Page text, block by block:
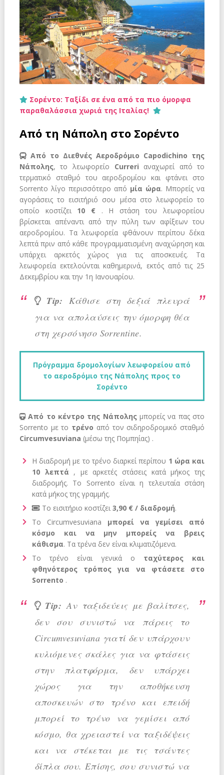
Σορέντο: Ταξίδι σε ένα από τα πιο όμορφα
παραθαλάσσια χωριά της Ιταλίας!
Από τη Νάπολη στο Σορέντο
Από το Διεθνές Αεροδρόμιο Capodichino της
Νάπολης, το λεωφορείο Curreri αναχωρεί από το
τερματικό σταθμό του αεροδρομίου και φτάνει στο
Sorrento λίγο περισσότερο από μία ώρα. Μπορείς να
αγοράσεις το εισιτήριό σου μέσα στο λεωφορείο το
οποίο κοστίζει 10 € . Η στάση του λεωφορείου
βρίσκεται απέναντι από την πύλη των αφίξεων του
αεροδρομίου. Τα λεωφορεία φθάνουν περίπου δέκα
λεπτά πριν από κάθε προγραμματισμένη αναχώρηση και
υπάρχει αρκετός χώρος για τις αποσκευές. Τα
λεωφορεία εκτελούνται καθημερινά, εκτός από τις 25
Δεκεμβρίου και την 1η Ιανουαρίου.
Tip: Κάθισε στη δεξιά πλευρά
για να απολαύσεις την όμορφη θέα
στη χερσόνησο Sorrentine.
Πρόγραμμα δρομολογίων λεωφορείου από
το αεροδρόμιο της Νάπολης προς το
Σορέντο
Από το κέντρο της Νάποληςμπορείς να πας στο
Sorrento με το τρένο από τον σιδηροδρομικό σταθμό
Circumvesuviana (μέσω της Πομπηίας) .
Η διαδρομή με το τρένο διαρκεί περίπου 1 ώρα και
10 λεπτά , με αρκετές στάσεις κατά μήκος της
διαδρομής. Το Sorrento είναι η τελευταία στάση
κατά μήκος της γραμμής.
Το εισιτήριο κοστίζει3,90 € / διαδρομή.
Το Circumvesuviana μπορεί να γεμίσει από
κόσμο και να μην μπορείς να βρεις
κάθισμα. Τα τρένα δεν είναι κλιματιζόμενα.
Το τρένο είναι γενικά ο ταχύτερος και
φθηνότερος τρόπος για να φτάσετε στο
Sorrento .
Tip:Αν ταξιδεύεις με βαλίτσες,
δεν σου συνιστώ να πάρεις το
Circumvesuviana γιατί δεν υπάρχουν
κυλιόμενες σκάλες για να φτάσεις
στην πλατφόρμα, δεν υπάρχει
χώρος για την αποθήκευση
αποσκευών στο τρένο και επειδή
μπορεί το τρένο να γεμίσει από
κόσμο, θα χρειαστεί να ταξιδέψεις
και να στέκεται με τις τσάντες
δίπλα σου. Επίσης, σου συνιστώ να